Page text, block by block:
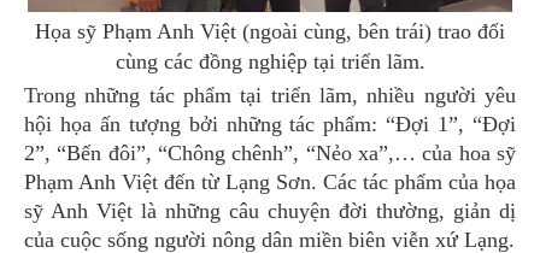
Họa sỹ Phạm Anh Việt (ngoài cùng, bên trái) trao đổi
cùng các đồng nghiệp tại triển lãm.
Trong những tác phẩm tại triển lãm, nhiều người yêu
hội họa ấn tượng bởi những tác phẩm: “Đợi 1”, “Đợi
2”, “Bến đôi”, “Chông chênh”, “Nẻo xa”,… của hoa sỹ
Phạm Anh Việt đến từ Lạng Sơn. Các tác phẩm của họa
sỹ Anh Việt là những câu chuyện đời thường, giản dị
của cuộc sống người nông dân miền biên viễn xứ Lạng.